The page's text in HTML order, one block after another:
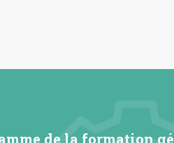
de la formation